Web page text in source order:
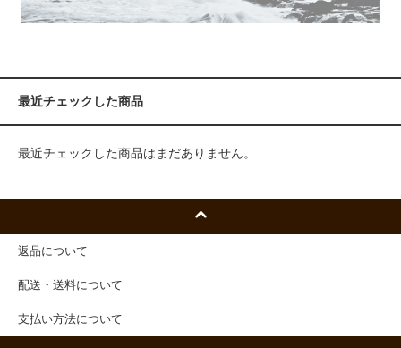
最近チェックした商品
最近チェックした商品はまだありません。
返品について
配送・送料について
支払い方法について